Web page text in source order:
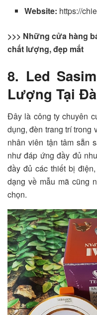
Website: https://
>>> Những cửa hàng
chất lượng, đẹp mắt
8. Led
Lượng Tại
Đây là công ty chuyên
dụng, đèn trang trí trong
nhân viên tận tâm sẵn
như đáp ứng đầy đủ
đầy đủ các thiết bị
dạng về mẫu mã cũng
chọn.